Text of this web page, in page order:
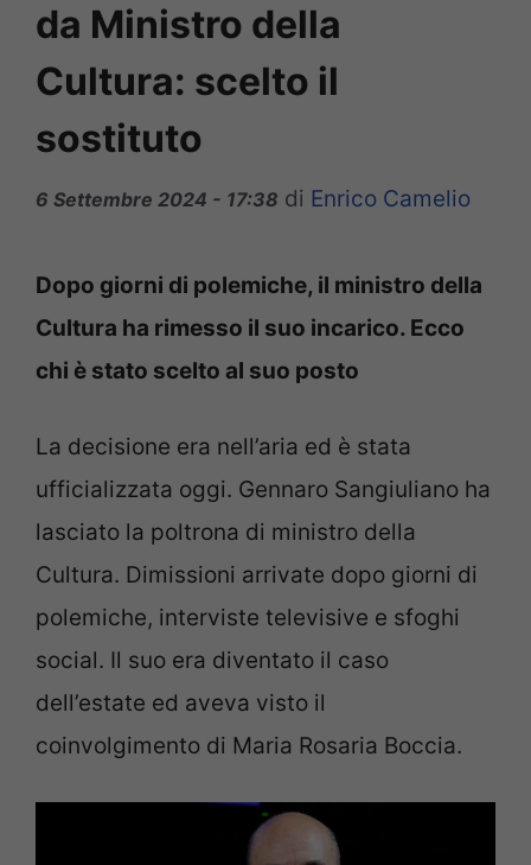
da Ministro della
Cultura: scelto il
sostituto
6 Settembre 2024 - 17:38 di Enrico Camelio
Dopo giorni di polemiche, il ministro della
Cultura ha rimesso il suo incarico. Ecco
chi è stato scelto al suo posto
La decisione era nell’aria ed è stata
ufficializzata oggi. Gennaro Sangiuliano ha
lasciato la poltrona di ministro della
Cultura. Dimissioni arrivate dopo giorni di
polemiche, interviste televisive e sfoghi
social. Il suo era diventato il caso
dell’estate ed aveva visto il
coinvolgimento di Maria Rosaria Boccia.